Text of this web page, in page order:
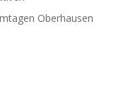
Oberhausen